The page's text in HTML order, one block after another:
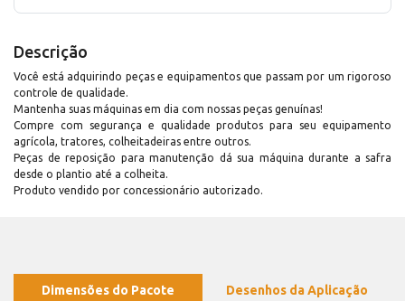
Descrição
Você está adquirindo peças e equipamentos que passam por um rigoroso
controle de qualidade.
Mantenha suas máquinas em dia com nossas peças genuínas!
Compre com segurança e qualidade produtos para seu equipamento
agrícola, tratores, colheitadeiras entre outros.
Peças de reposição para manutenção dá sua máquina durante a safra
desde o plantio até a colheita.
Produto vendido por concessionário autorizado.
Dimensões do Pacote Desenhos da Aplicação